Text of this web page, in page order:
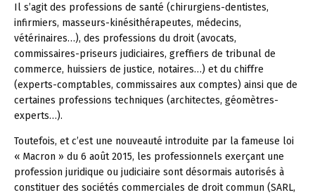
Il s’agit des professions de santé (chirurgiens-dentistes,
infirmiers, masseurs-kinésithérapeutes, médecins,
vétérinaires…), des professions du droit (avocats,
commissaires-priseurs judiciaires, greffiers de tribunal de
commerce, huissiers de justice, notaires…) et du chiffre
(experts-comptables, commissaires aux comptes) ainsi que de
certaines professions techniques (architectes, géomètres-
experts…).
Toutefois, et c’est une nouveauté introduite par la fameuse loi
« Macron » du 6 août 2015, les professionnels exerçant une
profession juridique ou judiciaire sont désormais autorisés à
constituer des sociétés commerciales de droit commun (SARL,